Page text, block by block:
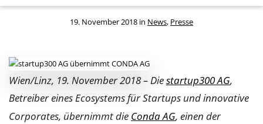
19. November 2018 in News, Presse
Wien/Linz, 19. November 2018 –Diestartup300 AG,
Betreiber eines Ecosystems für Startups und innovative
Corporates, übernimmt die Conda AG, einen der